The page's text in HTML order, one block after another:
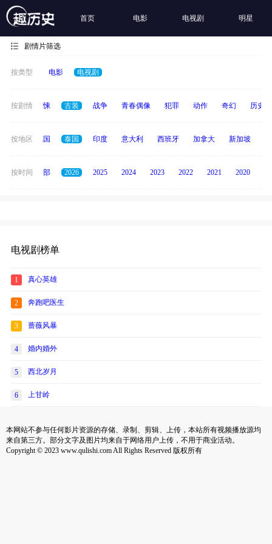
首页 电影 电视剧 明星
剧情片筛选
按类型 电影 电视剧
按剧情
动画 惊悚 古装 战争 青春偶像 犯罪 动作 奇幻 历史
按地区
韩国 德国 泰国 印度 意大利 西班牙 加拿大 新加坡
按时间 全部 2026 2025 2024 2023 2022 2021 2020
电视剧榜单
1 真心英雄
2 奔跑吧医生
3 蔷薇风暴
4 婚内婚外
5 西北岁月
6 上甘岭
本网站不参与任何影片资源的存储、录制、剪辑、上传，本站所有视频播放源均
来自第三方。部分文字及图片均来自于网络用户上传，不用于商业活动。
Copyright © 2023 www.qulishi.com All Rights Reserved 版权所有